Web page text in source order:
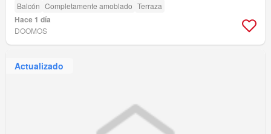
Balcón Completamente amoblado Terraza
Hace 1 día
DOOMOS
Actualizado